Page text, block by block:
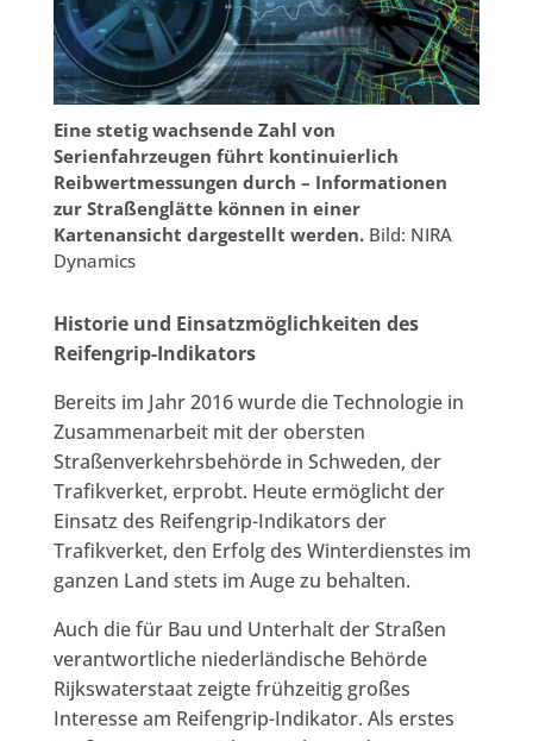
Eine stetig wachsende Zahl von
Serienfahrzeugen führt kontinuierlich
Reibwertmessungen durch – Informationen
zur Straßenglätte können in einer
Kartenansicht dargestellt werden. Bild: NIRA
Dynamics
Historie und Einsatzmöglichkeiten des
Reifengrip-Indikators
Bereits im Jahr 2016 wurde die Technologie in
Zusammenarbeit mit der obersten
Straßenverkehrsbehörde in Schweden, der
Trafikverket, erprobt. Heute ermöglicht der
Einsatz des Reifengrip-Indikators der
Trafikverket, den Erfolg des Winterdienstes im
ganzen Land stets im Auge zu behalten.
Auch die für Bau und Unterhalt der Straßen
verantwortliche niederländische Behörde
Rijkswaterstaat zeigte frühzeitig großes
Interesse am Reifengrip-Indikator. Als erstes